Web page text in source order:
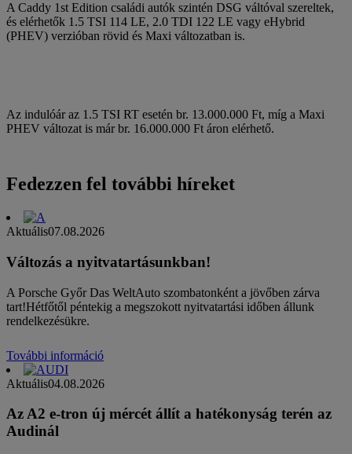
A Caddy 1st Edition családi autók szintén DSG váltóval szereltek,
és elérhetők 1.5 TSI 114 LE, 2.0 TDI 122 LE vagy eHybrid
(PHEV) verzióban rövid és Maxi változatban is.
Az indulóár az 1.5 TSI RT esetén br. 13.000.000 Ft, míg a Maxi
PHEV változat is már br. 16.000.000 Ft áron elérhető.
Fedezzen fel további híreket
Aktuális07.08.2026
Változás a nyitvatartásunkban!
A Porsche Győr Das WeltAuto szombatonként a jövőben zárva
tart!Hétfőtől péntekig a megszokott nyitvatartási időben állunk
rendelkezésükre.
További információ
Aktuális04.08.2026
Az A2 e-tron új mércét állít a hatékonyság terén az
Audinál